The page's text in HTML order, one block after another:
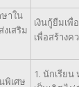
าใน
เสริม
เงินกู้ยืมเ
เพื่อสร้างค
พิเศษ
1. นักเรีย